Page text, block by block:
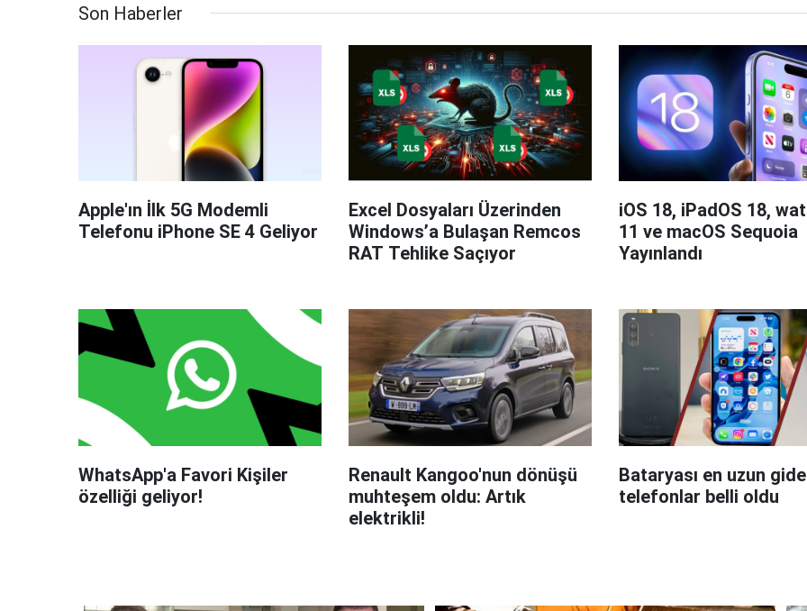
Son Haberler
Apple'ın İlk 5G Modemli
Telefonu iPhone SE 4 Geliyor
Excel Dosyaları Üzerinden
Windows’a Bulaşan Remcos
RAT Tehlike Saçıyor
iOS 18, iPadOS 18,
11 ve macOS Sequoia
Yayınlandı
WhatsApp'a Favori Kişiler
özelliği geliyor!
Renault Kangoo'nun dönüşü
muhteşem oldu: Artık
elektrikli!
Bataryası en uzun
telefonlar belli oldu